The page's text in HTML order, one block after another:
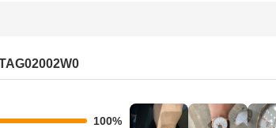
100%